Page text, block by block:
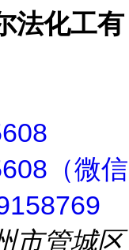
法化工有
（微信
市管城区